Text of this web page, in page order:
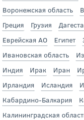
Воронежская область
Греция
Грузия
Еврейская АО
Египет
Ивановская область
Индия
Ирак Иран
Ирландия
Исландия
Кабардино-Балкария
Калининградская